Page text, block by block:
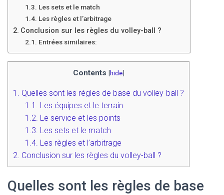
Les sets et le match
Les règles et l’arbitrage
Conclusion sur les règles du volley-ball ?
Entrées similaires:
Contents [hide]
1. Quelles sont les règles de base du volley-ball ?
1.1. Les équipes et le terrain
1.2. Le service et les points
1.3. Les sets et le match
1.4. Les règles et l’arbitrage
2. Conclusion sur les règles du volley-ball ?
Quelles sont les règles de base